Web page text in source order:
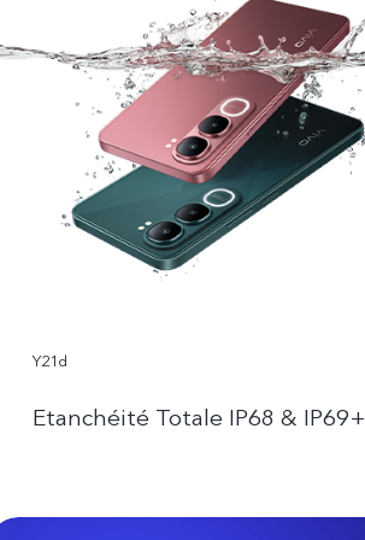
Y21d
Etanchéité Totale IP68 & IP69+